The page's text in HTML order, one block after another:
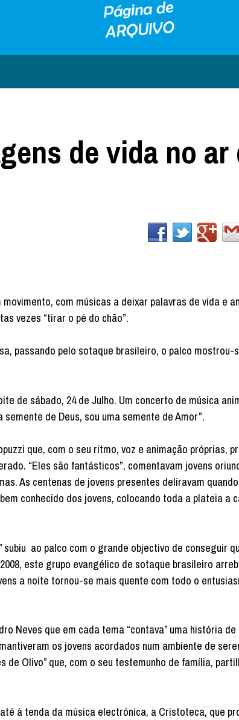
de vida no ar
com músicas a deixar palavras de vida e
vezes “tirar o pé do chão”.
passando pelo sotaque brasileiro, o palco mostrou-
de sábado, 24 de Julho. Um concerto de música
de Deus, sou uma semente de Amor”.
que, com o seu ritmo, voz e animação próprias,
“Eles são fantásticos”, comentavam jovens
As centenas de jovens presentes deliravam
conhecido dos jovens, colocando toda a plateia a
ao palco com o grande objectivo de conseguir
este grupo evangélico de sotaque brasileiro
a noite tornou-se mais quente com todo o
Neves que em cada tema “contava” uma história
os jovens acordados num ambiente de
Olivo” que, com o seu testemunho de família,
à tenda da música electrónica, a Cristoteca, que